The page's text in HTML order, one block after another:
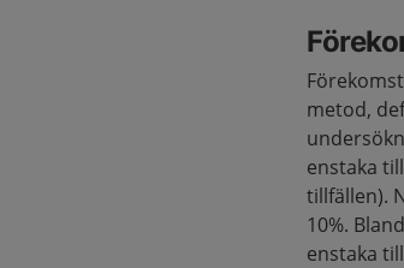
metod,
enstaka
tillfällen).
10%.
enstaka